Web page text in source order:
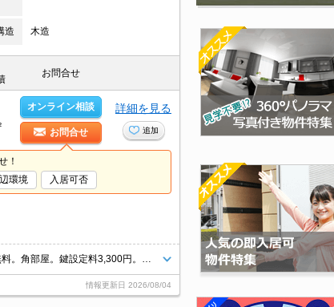
造 木造
お問合せ
オンライン相談
お問合せ
詳細を見る
追加
！
環境 入居可否
情報更新日 2026/08/04